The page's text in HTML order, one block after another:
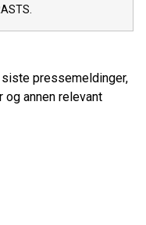
pressemeldinger,
og annen relevant